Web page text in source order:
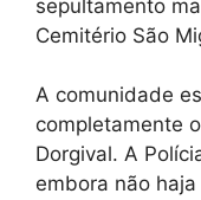
sepultamento
Cemitério São
A comunidade
completamente
Dorgival. A
embora não